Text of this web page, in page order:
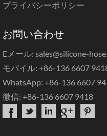
プライバシーポリシー
お問い合わせ
Eメール: sales@silicone-
モバイル: +86-136 6607
WhatsApp: +86-136 6607
微信: +86-136 6607 9418